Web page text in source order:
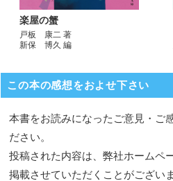
楽屋の蟹
戸板 康二 著
新保 博久 編
この本の感想をおよせ下さい
本書をお読みになったご意見・ご
ださい。
投稿された内容は、弊社ホームペ
掲載させていただくことがござい